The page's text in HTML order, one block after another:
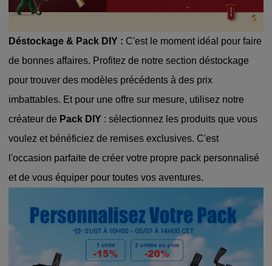
Déstockage & Pack DIY : C'est le moment idéal pour faire
de bonnes affaires. Profitez de notre section déstockage
pour trouver des modèles précédents à des prix
imbattables. Et pour une offre sur mesure, utilisez notre
créateur de Pack DIY : sélectionnez les produits que vous
voulez et bénéficiez de remises exclusives. C'est
l'occasion parfaite de créer votre propre pack personnalisé
et de vous équiper pour toutes vos aventures.